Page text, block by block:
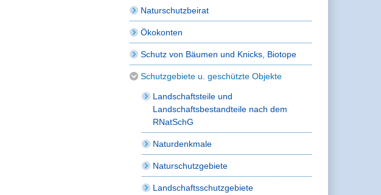
Naturschutzbeirat
Ökokonten
Schutz von Bäumen und Knicks, Biotope
Schutzgebiete u. geschützte Objekte
Landschaftsteile und
Landschaftsbestandteile nach dem
RNatSchG
Naturdenkmale
Naturschutzgebiete
Landschaftsschutzgebiete